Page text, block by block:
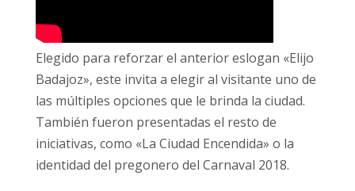
Elegido para reforzar el anterior eslogan «Elijo
Badajoz», este invita a elegir al visitante uno de
las múltiples opciones que le brinda la ciudad.
También fueron presentadas el resto de
iniciativas, como «La Ciudad Encendida» o la
identidad del pregonero del Carnaval 2018.